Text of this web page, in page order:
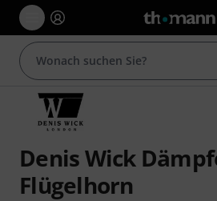
Denis Wick
Flügelhorn